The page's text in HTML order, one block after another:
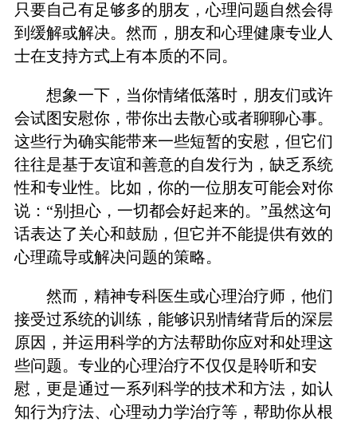
只要自己有足够多的朋友，心理问题自然会得
到缓解或解决。然而，朋友和心理健康专业人
士在支持方式上有本质的不同。
想象一下，当你情绪低落时，朋友们或许
会试图安慰你，带你出去散心或者聊聊心事。
这些行为确实能带来一些短暂的安慰，但它们
往往是基于友谊和善意的自发行为，缺乏系统
性和专业性。比如，你的一位朋友可能会对你
说：“别担心，一切都会好起来的。”虽然这句
话表达了关心和鼓励，但它并不能提供有效的
心理疏导或解决问题的策略。
然而，精神专科医生或心理治疗师，他们
接受过系统的训练，能够识别情绪背后的深层
原因，并运用科学的方法帮助你应对和处理这
些问题。专业的心理治疗不仅仅是聆听和安
慰，更是通过一系列科学的技术和方法，如认
知行为疗法、心理动力学治疗等，帮助你从根